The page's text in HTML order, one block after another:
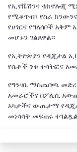
የኢኖቬሽንና ቴክኖሎጂ
የሚቆጥብ፣ የስራ
የሀገርና የግለሰቦች
መሆኑን ገልጸዋል።
የኢትዮጵያን የዲጂታል
የሴቶች ንቁ ተሳትፎና
የግንዛቤ ማስጨበጫ
አመራሮችና በፖሊሲ
አካታችና ውጤታማ
መነሳሳት መፍጠሩ